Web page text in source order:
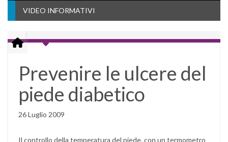
VIDEO INFORMATIVI
Prevenire le ulcere del
piede diabetico
26 Luglio 2009
Il controllo della temperatura del piede, con un termometro